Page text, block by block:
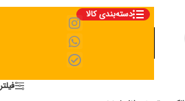
دسته‌بندی کالا
فیلتر